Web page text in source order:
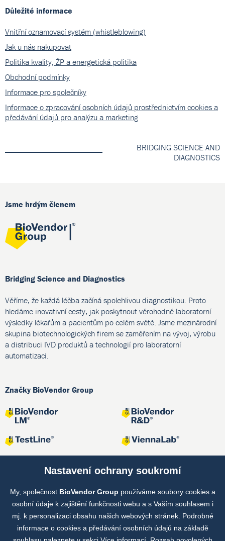
Důležité informace
Vnitřní oznamovací systém (whistleblowing)
Jak u nás nakupovat
Politika kvality, ŽP a energetická politika
Obchodní podmínky
Informace pro společníky
Informace o zpracování osobních údajů prostřednictvím cookies a
předávání údajů pro analýzu a marketing
BRIDGING SCIENCE AND
DIAGNOSTICS
Jsme hrdým členem
Bridging Science and Diagnostics
Věříme, že každá léčba začíná spolehlivou diagnostikou. Proto
hledáme inovativní cesty, jak poskytnout věrohodné laboratorní
výsledky lékařům a pacientům po celém světě. Jsme mezinárodní
skupina biotechnologických firem se zaměřením na vývoj, výrobu
a distribuci IVD produktů a technologií pro laboratorní
automatizaci.
Značky BioVendor Group
Společné projekty
Nastavení ochrany soukromí
My, společnost BioVendor Group používáme soubory cookies a
osobní údaje k zajištění funkčnosti webu a s Vaším souhlasem i
mj. k personalizaci obsahu našich webových stránek. Podrobné
informace o cookies a předávání osobních údajů na základě